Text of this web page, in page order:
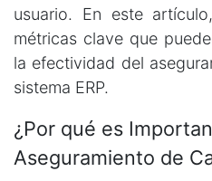
usuario. En este
métricas clave que
la efectividad del
sistema ERP.
¿Por qué es
Aseguramiento de